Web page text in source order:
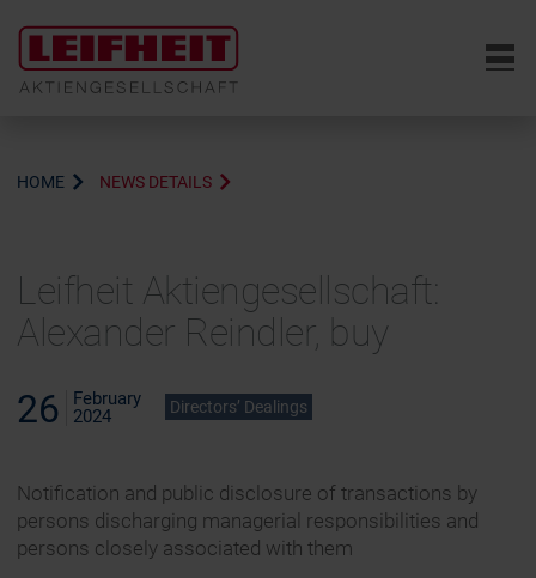
6
HOME NEWS DETAILS
Leifheit Aktiengesellschaft:
Alexander Reindler, buy
26
February
2024
Directors’ Dealings
Notification and public disclosure of transactions by
persons discharging managerial responsibilities and
persons closely associated with them